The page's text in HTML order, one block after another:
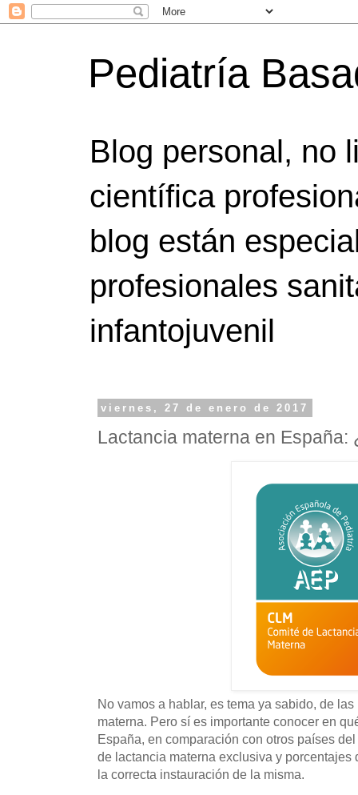
Pediatría
Blog personal, no
científica
blog están
profesionales
infantojuvenil
viernes, 27 de enero de 2017
Lactancia materna en España:
No vamos a hablar, es tema ya sabido, de
materna. Pero sí es importante conocer en
España, en comparación con otros países
de lactancia materna exclusiva y porcentajes
la correcta instauración de la misma.